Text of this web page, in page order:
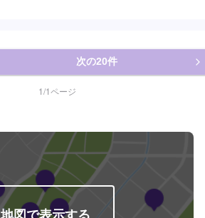
次の20件
1/1ページ